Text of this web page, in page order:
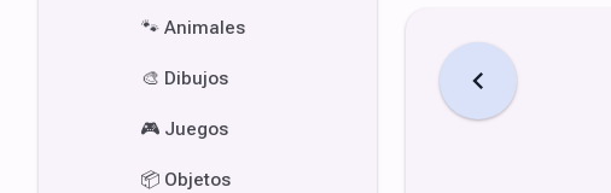
🐾 Animales
🎨 Dibujos
🎮 Juegos
📦 Objetos